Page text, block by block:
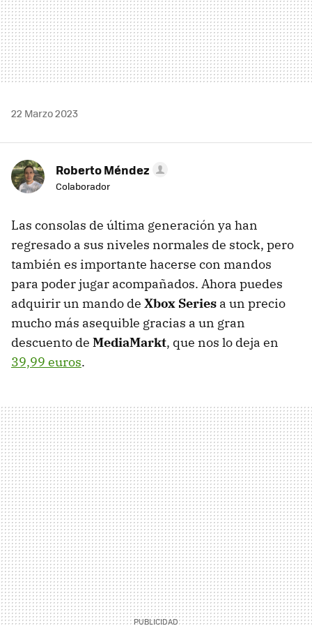
22 Marzo 2023
Roberto Méndez
Colaborador
Las consolas de última generación ya han
regresado a sus niveles normales de stock, pero
también es importante hacerse con mandos
para poder jugar acompañados. Ahora puedes
adquirir un mando de Xbox Series a un precio
mucho más asequible gracias a un gran
descuento de MediaMarkt, que nos lo deja en
39,99 euros.